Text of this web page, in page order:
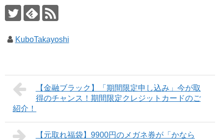
KuboTakayoshi
【金融ブラック】「期間限定申し込み」今が取
得のチャンス！期間限定クレジットカードのご
紹介！
【元取れ福袋】9900円のメガネ券が「かなら